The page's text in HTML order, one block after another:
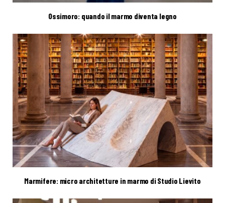
Ossimoro: quando il marmo diventa legno
Marmifere: micro architetture in marmo di Studio Lievito